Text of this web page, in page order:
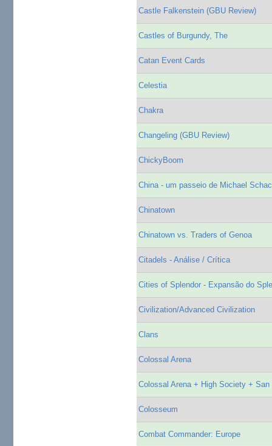
Castle Falkenstein (GBU Review)
Castles of Burgundy, The
Catan Event Cards
Celestia
Chakra
Changeling (GBU Review)
ChickyBoom
China - um passeio de Michael
Chinatown
Chinatown vs. Traders of Genoa
Citadels - Análise / Crítica
Cities of Splendor - Expansão do
Civilization/Advanced Civilization
Clans
Colossal Arena
Colossal Arena + High Society +
Colosseum
Combat Commander: Europe